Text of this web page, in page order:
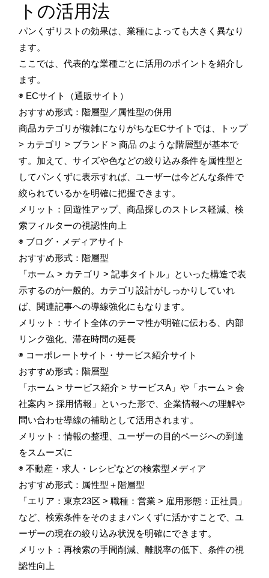
トの活用法
パンくずリストの効果は、業種によっても大きく異なり
ます。
ここでは、代表的な業種ごとに活用のポイントを紹介し
ます。
◉ ECサイト（通販サイト）
おすすめ形式：階層型／属性型の併用
商品カテゴリが複雑になりがちなECサイトでは、トップ
> カテゴリ > ブランド > 商品 のような階層型が基本で
す。加えて、サイズや色などの絞り込み条件を属性型と
してパンくずに表示すれば、ユーザーは今どんな条件で
絞られているかを明確に把握できます。
メリット：回遊性アップ、商品探しのストレス軽減、検
索フィルターの視認性向上
◉ ブログ・メディアサイト
おすすめ形式：階層型
「ホーム > カテゴリ > 記事タイトル」といった構造で表
示するのが一般的。カテゴリ設計がしっかりしていれ
ば、関連記事への導線強化にもなります。
メリット：サイト全体のテーマ性が明確に伝わる、内部
リンク強化、滞在時間の延長
◉ コーポレートサイト・サービス紹介サイト
おすすめ形式：階層型
「ホーム > サービス紹介 > サービスA」や「ホーム > 会
社案内 > 採用情報」といった形で、企業情報への理解や
問い合わせ導線の補助として活用されます。
メリット：情報の整理、ユーザーの目的ページへの到達
をスムーズに
◉ 不動産・求人・レシピなどの検索型メディア
おすすめ形式：属性型＋階層型
「エリア：東京23区 > 職種：営業 > 雇用形態：正社員」
など、検索条件をそのままパンくずに活かすことで、ユ
ーザーの現在の絞り込み状況を明確にできます。
メリット：再検索の手間削減、離脱率の低下、条件の視
認性向上